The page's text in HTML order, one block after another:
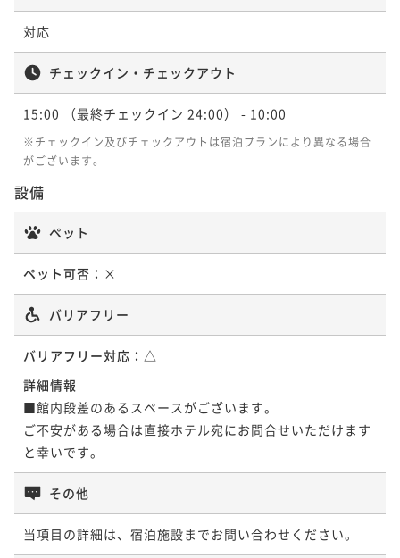
対応
チェックイン・チェックアウト
15:00 （最終チェックイン 24:00） - 10:00
※チェックイン及びチェックアウトは宿泊プランにより異なる場合
がございます。
設備
ペット
ペット可否： ×
バリアフリー
バリアフリー対応： △
詳細情報
■館内段差のあるスペースがございます。
ご不安がある場合は直接ホテル宛にお問合せいただけます
と幸いです。
その他
当項目の詳細は、宿泊施設までお問い合わせください。